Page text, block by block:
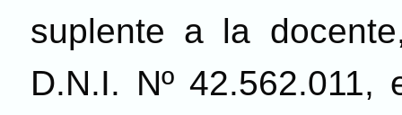
suplente a la
D.N.I. Nº42.562.011,